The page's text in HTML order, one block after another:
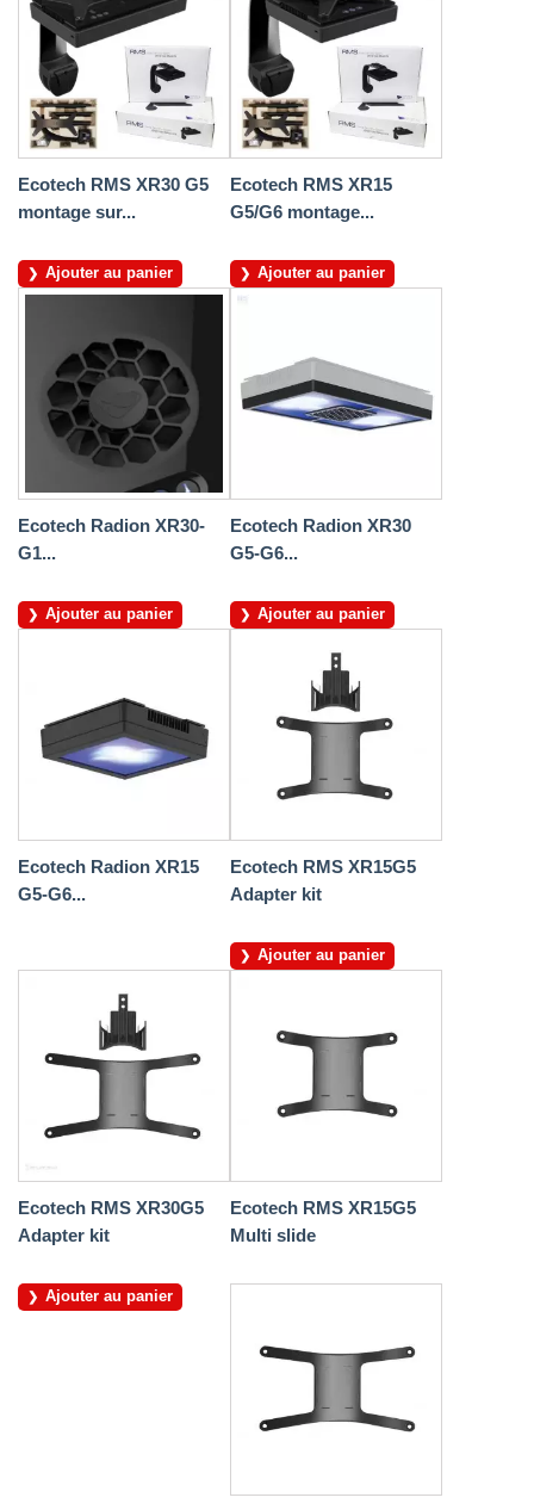
Ecotech RMS XR30 G5
montage sur...
Ajouter au panier
Ecotech RMS XR15
G5/G6 montage...
Ajouter au panier
Ecotech Radion XR30-
G1...
Ajouter au panier
Ecotech Radion XR30
G5-G6...
Ajouter au panier
Ecotech Radion XR15
G5-G6...
Ecotech RMS XR15G5
Adapter kit
Ajouter au panier
Ecotech RMS XR30G5
Adapter kit
Ajouter au panier
Ecotech RMS XR15G5
Multi slide